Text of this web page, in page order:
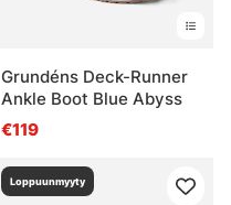
Grundéns Deck-Runner
Ankle Boot Blue Abyss
€119
Loppuunmyyty